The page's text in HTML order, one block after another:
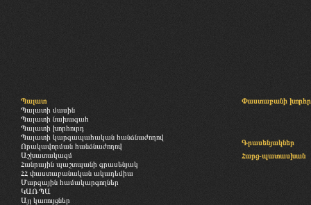
Պալատ
Պալատի մասին
Պալատի նախագահ
Պալատի խորհուրդ
Պալատի կարգապահական հանձնաժողով
Որակավորման հանձնաժողով
Աշխատակազմ
Հանրային պաշտպանի գրասենյակ
ՀՀ փաստաբանական ակադեմիա
Մարզային համակարգողներ
ԿԱՌՊԱ
Այլ կառույցներ
Փաստաբանի
Գրասենյակներ
Հարց-պատասխան